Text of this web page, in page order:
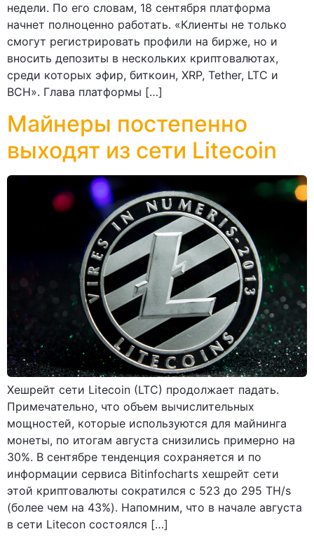
недели. По его словам, 18 сентября платформа
начнет полноценно работать. «Клиенты не только
смогут регистрировать профили на бирже, но и
вносить депозиты в нескольких криптовалютах,
среди которых эфир, биткоин, XRP, Tether, LTC и
BCH». Глава платформы […]
Майнеры постепенно
выходят из сети Litecoin
Хешрейт сети Litecoin (LTC) продолжает падать.
Примечательно, что объем вычислительных
мощностей, которые используются для майнинга
монеты, по итогам августа снизились примерно на
30%. В сентябре тенденция сохраняется и по
информации сервиса Bitinfocharts хешрейт сети
этой криптовалюты сократился с 523 до 295 TH/s
(более чем на 43%). Напомним, что в начале августа
в сети Litecon состоялся […]